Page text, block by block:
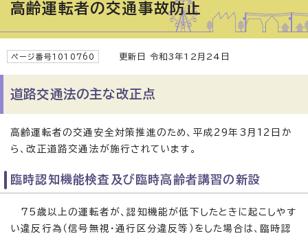
高齢運転者の交通事故防止
ページ番号1010760 更新日 令和3年12月24日
道路交通法の主な改正点
高齢運転者の交通安全対策推進のため、平成29年3月12日か
ら、改正道路交通法が施行されています。
臨時認知機能検査及び臨時高齢者講習の新設
75歳以上の運転者が、認知機能が低下したときに起こしやす
い違反行為（信号無視・通行区分違反等）をした場合は、臨時認